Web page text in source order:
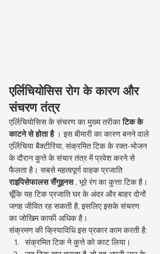
एर्लिचियोसिस रोग के कारण और
संचरण तंत्र
एर्लिचियोसिस के संचरण का मुख्य तरीका टिक के
काटने से होता है । इस बीमारी का कारण बनने वाले
एर्लिचिया बैक्टीरिया, संक्रमित टिक के रक्त-भोजन
के दौरान कुत्ते के संचार तंत्र में प्रवेश करने से
फैलता है। सबसे महत्वपूर्ण वाहक प्रजाति
राइपिसेफालस सैंगुइनस , भूरे रंग का कुत्ता टिक है।
चूँकि यह टिक प्रजाति घर के अंदर और बाहर दोनों
जगह जीवित रह सकती है, इसलिए इसके संचरण
का जोखिम काफी अधिक है।
संक्रमण की क्रियाविधि इस प्रकार काम करती है:
संक्रमित टिक ने कुत्ते को काट लिया।